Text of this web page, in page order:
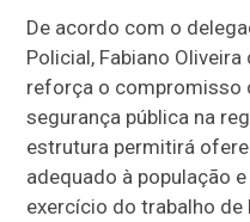
De acordo com o
Policial, Fabiano
reforça o compromisso
segurança pública na
estrutura permitirá
adequado à população
exercício do trabalho de